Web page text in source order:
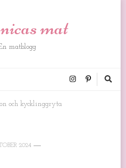
mat
matblogg
och kycklinggryta
2024